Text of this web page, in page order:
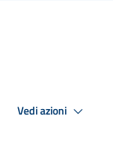
Vedi azioni